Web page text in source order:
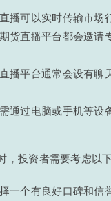
播可以实时传输市场
货直播平台都会邀
播平台通常会设有
通过电脑或手机等
，投资者需要考虑以
一个有良好口碑和